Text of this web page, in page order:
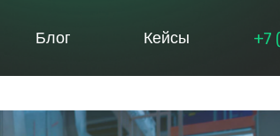
+7
Блог Кейсы